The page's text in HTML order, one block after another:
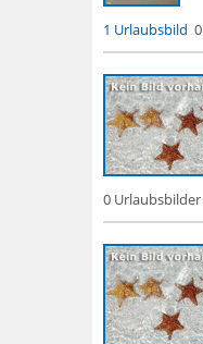
1 Urlaubsbild
0 Urlaubsbilder